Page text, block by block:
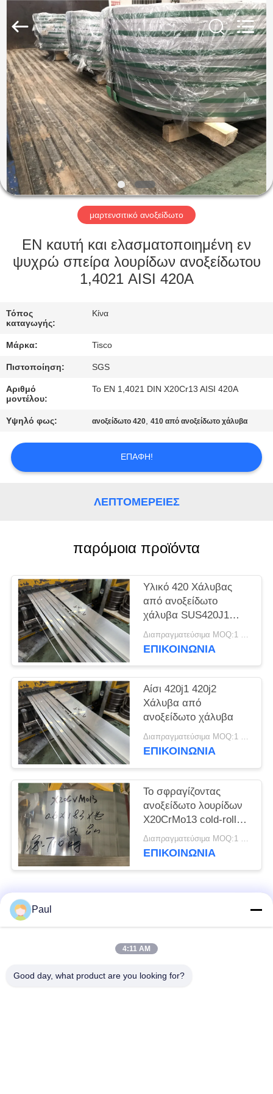
ΣΠΊΤΙ
ΠΡΟΪΌΝΤΑ
ΒΊΝΤΕΟ
ΠΕΡΊΠΟΥ
ΕΜΕΊΣ
ΓΎΡΟΣ
ΕΡΓΟΣΤΑΣΊΩΝ
ΈΛΕΓΧΟΣ
ΜΑΣ
ΕΛΆΤΕ
ΣΕ
ΕΠΑΦΉ
ΖΗΤΉΣΤΕ
SITEMAP
PRIVACY
POLICY
Rights
Reserved.
μαρτενσιτικό ανοξείδωτο
EN καυτή και ελασματοποιημένη εν
ψυχρώ σπείρα λουρίδων ανοξείδωτου
1,4021 AISI 420A
Τόπος
καταγωγής:
Κίνα
Μάρκα: Tisco
Πιστοποίηση: SGS
Αριθμό
μοντέλου:
Το EN 1,4021 DIN X20Cr13 AISI 420A
Υψηλό φως: ανοξείδωτο 420,410 από ανοξείδωτο χάλυβα
ΕΠΑΦΉ!
ΛΕΠΤΟΜΈΡΕΙΕΣ
παρόμοια προϊόντα
Υλικό 420 Χάλυβας
από ανοξείδωτο
χάλυβα SUS420J1
SUS420J2
Στρογγυλοκύλινδρο
Διαπραγματεύσιμα MOQ:1 τόνος
ΕΠΙΚΟΙΝΩΝΊΑ
Αίσι 420j1 420j2
Χάλυβα από
ανοξείδωτο χάλυβα
Διαπραγματεύσιμα MOQ:1 τόνος
ΕΠΙΚΟΙΝΩΝΊΑ
Το σφραγίζοντας
ανοξείδωτο λουρίδων
X20CrMo13 cold-rolled
η ανοπτημένη σπείρα Διαπραγματεύσιμα MOQ:1 τόνος
ΕΠΙΚΟΙΝΩΝΊΑ
Λαϊκή κατηγορία
Σκληραίνοντας
Paul
4:11 AM
Good day, what product are you looking for?